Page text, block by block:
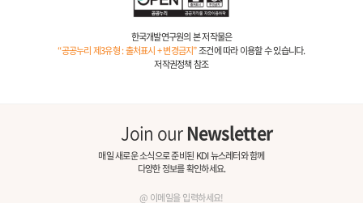
한국개발연구원의 본 저작물은
“공공누리 제3유형 : 출처표시 + 변경금지”조건에 따라 이용할 수 있습니다.
저작권정책 참조
Join ourNewsletter
매일 새로운 소식으로 준비된 KDI 뉴스레터와 함께
다양한 정보를 확인하세요.